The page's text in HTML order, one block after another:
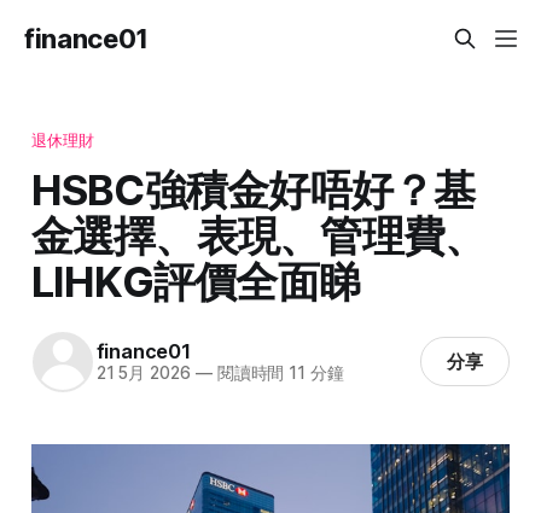
finance01
退休理財
HSBC強積金好唔好？基
金選擇、表現、管理費、
LIHKG評價全面睇
finance01
21 5月 2026 —閱讀時間 11 分鐘 分享